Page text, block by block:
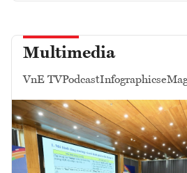
Multimedia
VnE TVPodcastInfographics